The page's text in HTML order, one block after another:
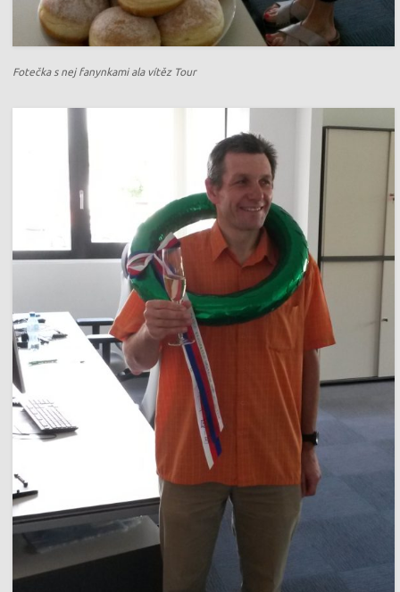
Fotečka s nej fanynkami ala vítěz Tour